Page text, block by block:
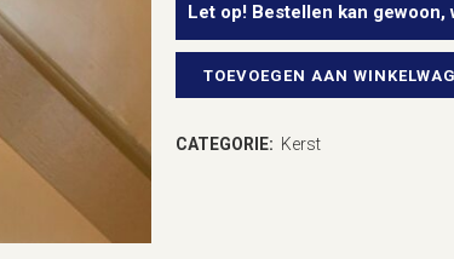
Let op! Bestellen kan
OudeTOEVOEGEN AAN
CATEGORIE: Kerst